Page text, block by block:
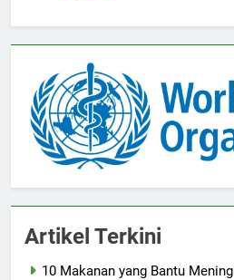
Artikel Terkini
10 Makanan yang Bantu